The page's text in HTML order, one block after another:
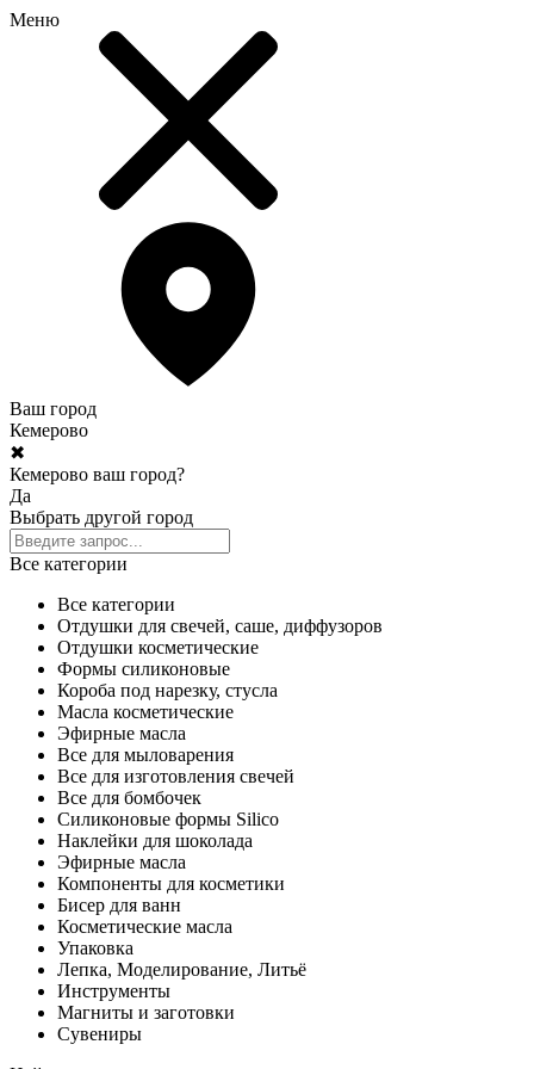
Меню
Ваш город
Кемерово
✖
Кемерово ваш город?
Да
Выбрать другой город
Все категории
Все категории
Отдушки для свечей, саше, диффузоров
Отдушки косметические
Формы силиконовые
Короба под нарезку, стусла
Масла косметические
Эфирные масла
Все для мыловарения
Все для изготовления свечей
Все для бомбочек
Силиконовые формы Silico
Наклейки для шоколада
Эфирные масла
Компоненты для косметики
Бисер для ванн
Косметические масла
Упаковка
Лепка, Моделирование, Литьё
Инструменты
Магниты и заготовки
Сувениры